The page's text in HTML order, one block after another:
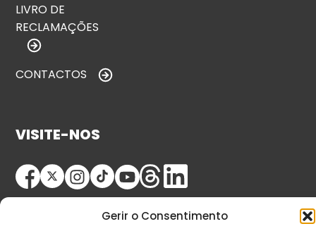
Gerir o Consentimento
LIVRO DE
RECLAMAÇÕES
CONTACTOS
VISITE-NOS